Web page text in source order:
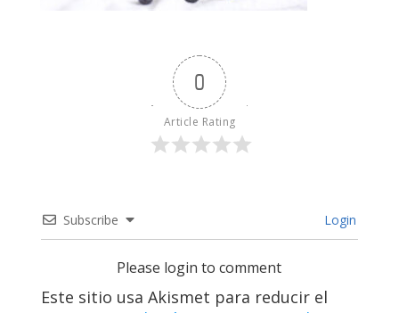
0
Article Rating
Subscribe Login
Please login to comment
Este sitio usa Akismet para reducir el